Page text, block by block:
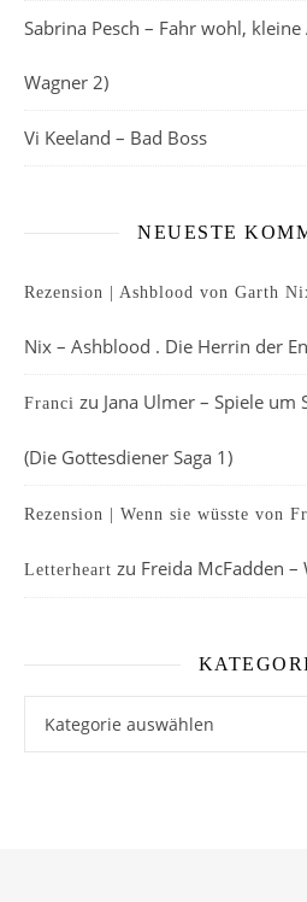
Sabrina Pesch – Fahr wohl, kleine
Wagner 2)
Vi Keeland – Bad Boss
NEUESTE
Rezension | Ashblood von Garth
Nix – Ashblood . Die Herrin der
Franci zu Jana Ulmer – Spiele um
(Die Gottesdiener Saga 1)
Rezension | Wenn sie wüsste von
Letterheart zu Freida McFadden –